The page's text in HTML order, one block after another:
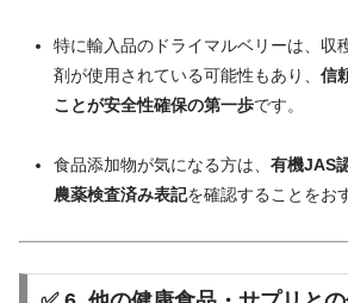
特に輸入品のドライマルベリーは、 収
剤が使用されている可能性もあり、 信
ことが安全性確保の第一歩です。
食品添加物が気になる方は、 有機JAS
農薬検査済み表記を確認すること をお